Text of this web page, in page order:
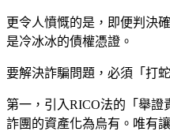
更令人憤慨的是，即便判決
是冷冰冰的債權憑證。
要解決詐騙問題，必須「打
第一，引入RICO法的「舉
詐團的資產化為烏有。唯有